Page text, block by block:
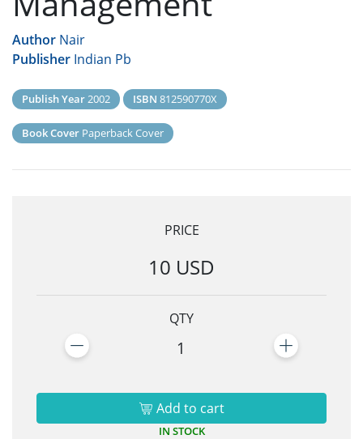
Author Nair
Publisher Indian Pb
Publish Year2002 ISBN 812590770X
Book Cover Paperback Cover
PRICE
10 USD
QTY
1
Add to cart
IN STOCK